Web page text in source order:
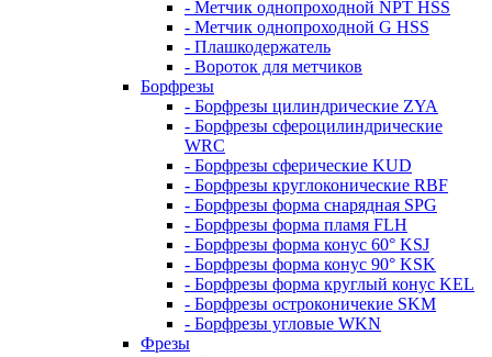
- Метчик однопроходной NPT HSS
- Метчик однопроходной G HSS
- Плашкодержатель
- Вороток для метчиков
Борфрезы
- Борфрезы цилиндрические ZYA
- Борфрезы сфероцилиндрические
WRC
- Борфрезы сферические KUD
- Борфрезы круглоконические RBF
- Борфрезы форма снарядная SPG
- Борфрезы форма пламя FLH
- Борфрезы форма конус 60° KSJ
- Борфрезы форма конус 90° KSK
- Борфрезы форма круглый конус KEL
- Борфрезы остроконичекие SKM
- Борфрезы угловые WKN
Фрезы